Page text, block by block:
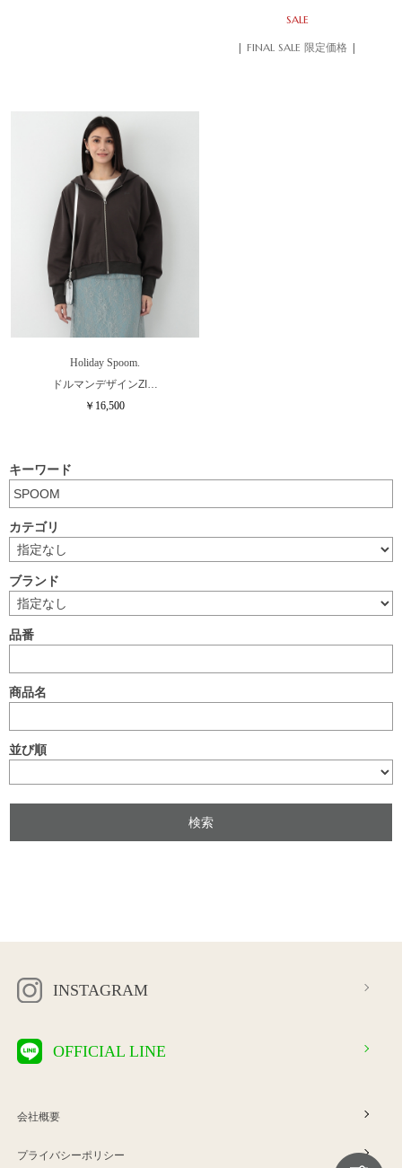
SALE
| FINAL SALE 限定価格 |
Holiday Spoom.
ドルマンデザインZI…
￥16,500
キーワード
カテゴリ
ブランド
品番
商品名
並び順
INSTAGRAM
OFFICIAL LINE
会社概要
プライバシーポリシー